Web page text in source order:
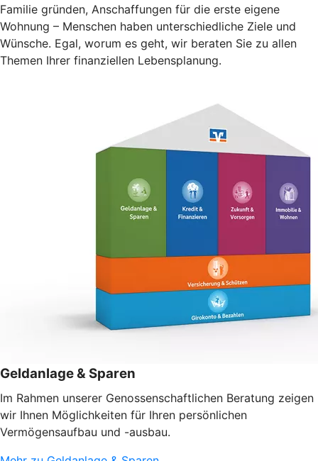
Familie gründen, Anschaffungen für die erste eigene
Wohnung – Menschen haben unterschiedliche Ziele und
Wünsche. Egal, worum es geht, wir beraten Sie zu allen
Themen Ihrer finanziellen Lebensplanung.
Geldanlage & Sparen
Im Rahmen unserer Genossenschaftlichen Beratung zeigen
wir Ihnen Möglichkeiten für Ihren persönlichen
Vermögensaufbau und -ausbau.